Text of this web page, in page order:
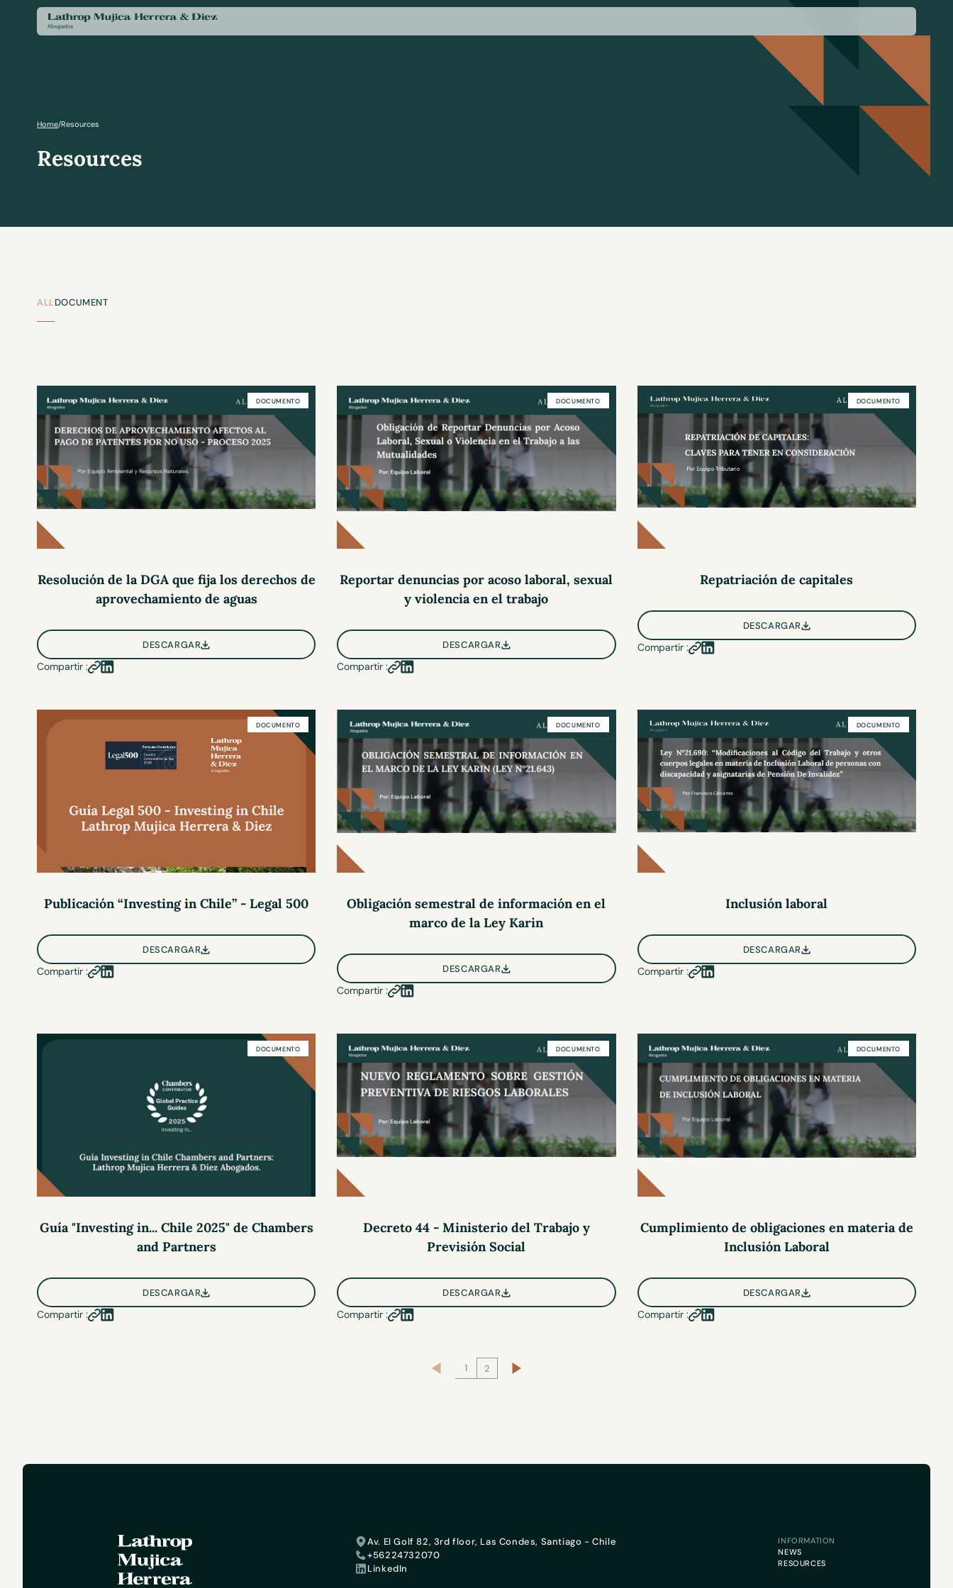
Home/Resources
Resources
ALLDOCUMENT
DOCUMENTO
Resolución de la DGA que fija los derechos de
aprovechamiento de aguas
DESCARGAR
Compartir :
DOCUMENTO
Reportar denuncias por acoso laboral, sexual
y violencia en el trabajo
DESCARGAR
Compartir :
DOCUMENTO
Repatriación de capitales
DESCARGAR
Compartir :
DOCUMENTO
Publicación “Investing in Chile” - Legal 500
DESCARGAR
Compartir :
DOCUMENTO
Obligación semestral de información en el
marco de la Ley Karin
DESCARGAR
Compartir :
DOCUMENTO
Inclusión laboral
DESCARGAR
Compartir :
DOCUMENTO
Guía "Investing in... Chile 2025" de Chambers
and Partners
DESCARGAR
Compartir :
DOCUMENTO
Decreto 44 - Ministerio del Trabajo y
Previsión Social
DESCARGAR
Compartir :
DOCUMENTO
Cumplimiento de obligaciones en materia de
Inclusión Laboral
DESCARGAR
Compartir :
1 2
Av. El Golf 82, 3rd floor, Las Condes, Santiago - Chile
+56224732070
LinkedIn
INFORMATION
NEWS
RESOURCES